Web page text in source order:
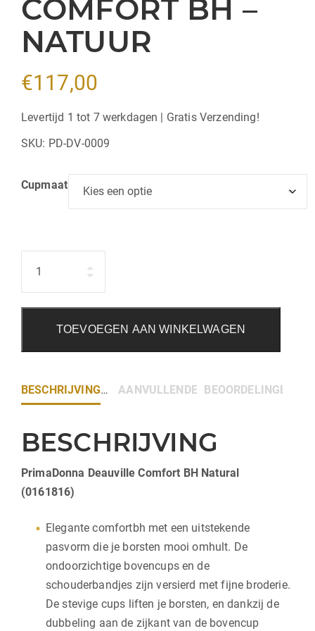
COMFORT BH –
NATUUR
€117,00
Levertijd 1 tot 7 werkdagen | Gratis Verzending!
SKU: PD-DV-0009
Cupmaat
TOEVOEGEN AAN WINKELWAGEN
BESCHRIJVING AANVULLENDE INFORMATIE
BEOORDELINGEN (0)
BESCHRIJVING
PrimaDonna Deauville Comfort BH Natural
(0161816)
Elegante comfortbh met een uitstekende
pasvorm die je borsten mooi omhult. De
ondoorzichtige bovencups en de
schouderbandjes zijn versierd met fijne broderie.
De stevige cups liften je borsten, en dankzij de
dubbeling aan de zijkant van de bovencup